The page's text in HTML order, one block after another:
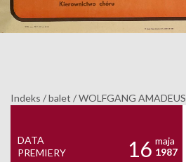
Indeks /balet /WOLFGANG AMADEUS
DATA
PREMIERY
16 maja
1987